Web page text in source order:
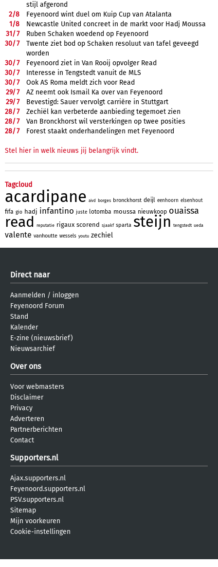
stijl afgerond
2/8
Feyenoord wint duel om Kuip Cup van Atalanta
1/8
Newcastle United concreet in de markt voor Hadj Moussa
31/7
Ruben Schaken woedend op Feyenoord
30/7
Twente ziet bod op Schaken resoluut van tafel geveegd
worden
30/7
Feyenoord ziet in Van Rooij opvolger Read
30/7
Interesse in Tengstedt vanuit de MLS
30/7
Ook AS Roma meldt zich voor Read
29/7
AZ neemt ook Ismail Ka over van Feyenoord
29/7
Bevestigd: Sauer vervolgt carrière in Stuttgart
28/7
Zechiël kan verbeterde aanbieding tegemoet zien
28/7
Van Bronckhorst wil versterkingen op twee posities
28/7 Forest staakt onderhandelingen met Feyenoord
Stel hier in welk nieuws jij belangrijk vindt.
Tagcloud
acardipane aivd borges bronckhorst deijl eenhoorn elsenhout
fifa gio hadj infantino juste lotomba moussa nieuwkoop ouaissa
read reputatie rigaux scorend sjaakf sparta steijn tengstedt ueda
valente vanhoutte wessels youtu zechiel
Direct naar
Aanmelden / inloggen
Feyenoord Forum
Stand
Kalender
E-zine (nieuwsbrief)
Nieuwsarchief
Over ons
Voor webmasters
Disclaimer
Privacy
Adverteren
Partnerberichten
Contact
Supporters.nl
Ajax.supporters.nl
Feyenoord.supporters.nl
PSV.supporters.nl
Sitemap
Mijn voorkeuren
Cookie-instellingen